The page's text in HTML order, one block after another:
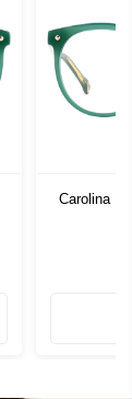
Carolina